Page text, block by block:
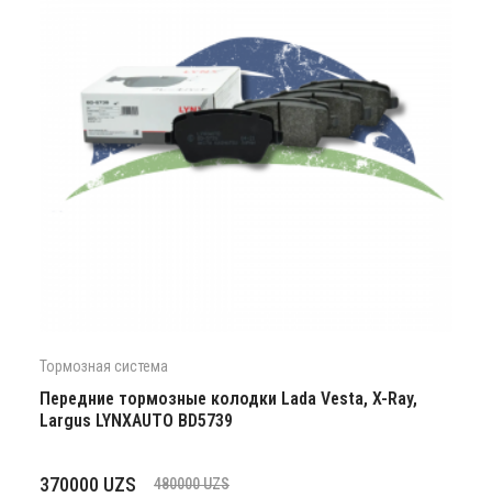
Тормозная система
Передние тормозные колодки Lada Vesta, X-Ray,
Largus LYNXAUTO BD5739
480000UZS
Первоначальная
370000 UZS
Текущая